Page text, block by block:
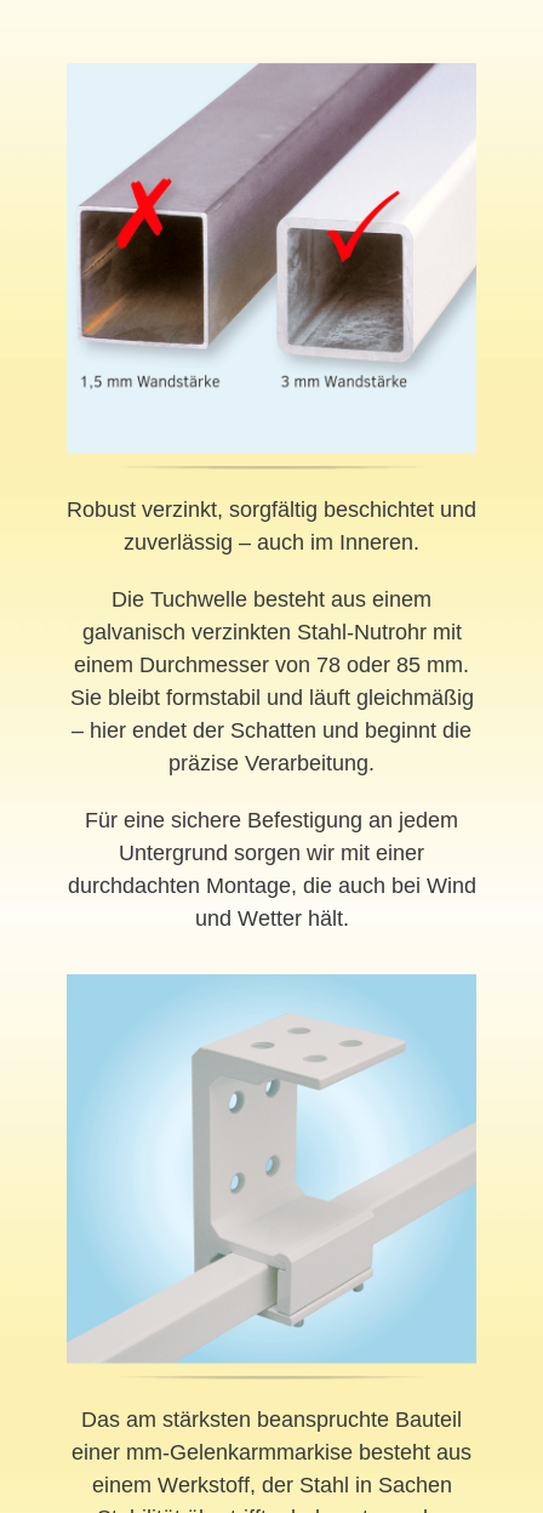
Robust verzinkt, sorgfältig beschichtet und
zuverlässig – auch im Inneren.
Die Tuchwelle besteht aus einem
galvanisch verzinkten Stahl-Nutrohr mit
einem Durchmesser von 78 oder 85 mm.
Sie bleibt formstabil und läuft gleichmäßig
– hier endet der Schatten und beginnt die
präzise Verarbeitung.
Für eine sichere Befestigung an jedem
Untergrund sorgen wir mit einer
durchdachten Montage, die auch bei Wind
und Wetter hält.
Das am stärksten beanspruchte Bauteil
einer mm-Gelenkarmmarkise besteht aus
einem Werkstoff, der Stahl in Sachen